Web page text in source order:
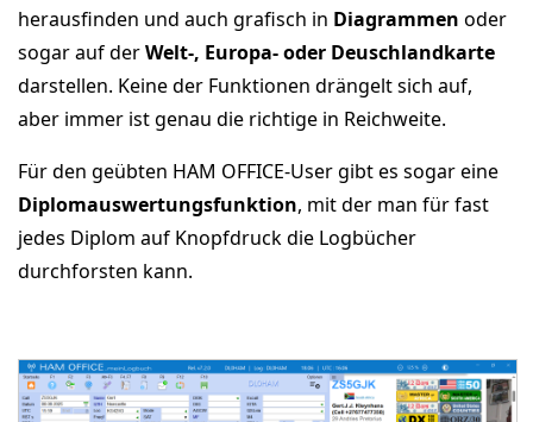
herausfinden und auch grafisch in Diagrammen oder
sogar auf derWelt-, Europa- oder Deuschlandkarte
darstellen. Keine der Funktionen drängelt sich auf,
aber immer ist genau die richtige in Reichweite.
Für den geübten HAM OFFICE-User gibt es sogar eine
Diplomauswertungsfunktion, mit der man für fast
jedes Diplom auf Knopfdruck die Logbücher
durchforsten kann.